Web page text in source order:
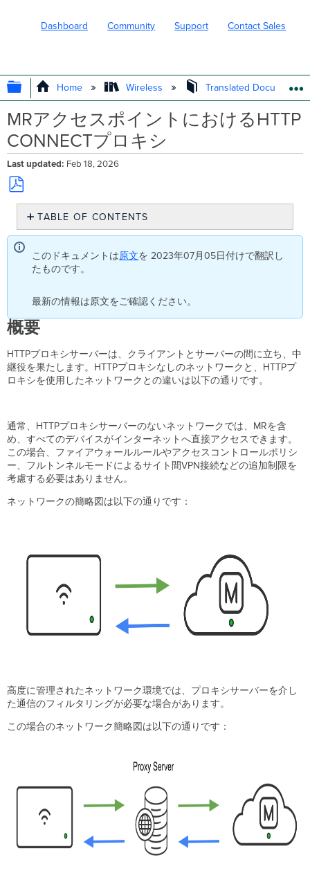
Dashboard Community Support Contact Sales
EXPAND/COLLAPSE GLOBAL
Home Wireless Translated Documents
MRアクセスポイントにおけるHTTP
CONNECTプロキシ
Last updated Feb 18, 2026
Save
PDF
TABLE OF CONTENTS
概
HTTP
CONNECT
概
要
対
モ
デ
ル
要
要
件
対
応
AP
ウ
ェ
そ
件
と
注
意
キ
シ
対
このドキュメントは原文を 2023年07月05日付けで翻訳し
たものです。
最新の情報は原文をご確認ください。
概要
HTTPプロキシサーバーは、クライアントとサーバーの間に立ち、中
継役を果たします。HTTPプロキシなしのネットワークと、HTTPプ
ロキシを使用したネットワークとの違いは以下の通りです。
通常、HTTPプロキシサーバーのないネットワークでは、MRを含
め、すべてのデバイスがインターネットへ直接アクセスできます。
この場合、ファイアウォールルールやアクセスコントロールポリシ
ー、フルトンネルモードによるサイト間VPN接続などの追加制限を
考慮する必要はありません。
ネットワークの簡略図は以下の通りです：
高度に管理されたネットワーク環境では、プロキシサーバーを介し
た通信のフィルタリングが必要な場合があります。
この場合のネットワーク簡略図は以下の通りです：